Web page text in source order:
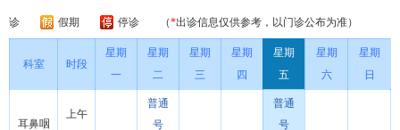
诊 假期 停诊 （*出诊信息仅供参考，以门诊公布为准）
科室 时段
星期
一
星期
二
星期
三
星期
四
星期
五
星期
六
星期
日
耳鼻咽
上午
普通
号
普通
号